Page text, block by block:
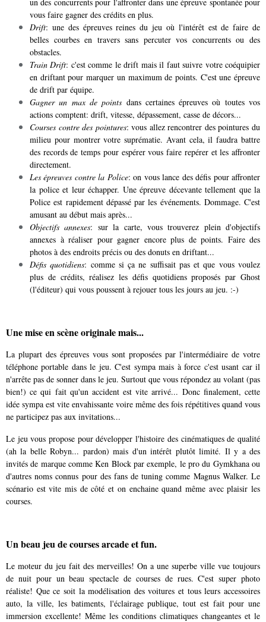
vous faire gagner des crédits en plus.
Drift: une des épreuves reines du jeu où l'intérêt est de faire de
belles courbes en travers sans percuter vos concurrents ou des
obstacles.
Train Drift: c'est comme le drift mais il faut suivre votre coéquipier
en driftant pour marquer un maximum de points. C'est une épreuve
de drift par équipe.
Gagner un max de points dans certaines épreuves où toutes vos
actions comptent: drift, vitesse, dépassement, casse de décors...
Courses contre des pointures: vous allez rencontrer des pointures du
milieu pour montrer votre suprématie. Avant cela, il faudra battre
des records de temps pour espérer vous faire repérer et les affronter
directement.
Les épreuves contre la Police: on vous lance des défis pour affronter
la police et leur échapper. Une épreuve décevante tellement que la
Police est rapidement dépassé par les événements. Dommage. C'est
amusant au début mais après...
Objectifs annexes: sur la carte, vous trouverez plein d'objectifs
annexes à réaliser pour gagner encore plus de points. Faire des
photos à des endroits précis ou des donuts en driftant...
Défis quotidiens: comme si ça ne suffisait pas et que vous voulez
plus de crédits, réalisez les défis quotidiens proposés par Ghost
(l'éditeur) qui vous poussent à rejouer tous les jours au jeu. :-)
Une mise en scène originale mais...
La plupart des épreuves vous sont proposées par l'intermédiaire de votre
téléphone portable dans le jeu. C'est sympa mais à force c'est usant car il
n'arrête pas de sonner dans le jeu. Surtout que vous répondez au volant (pas
bien!) ce qui fait qu'un accident est vite arrivé... Donc finalement, cette
idée sympa est vite envahissante voire même des fois répétitives quand vous
ne participez pas aux invitations...
Le jeu vous propose pour développer l'histoire des cinématiques de qualité
(ah la belle Robyn... pardon) mais d'un intérêt plutôt limité. Il y a des
invités de marque comme Ken Block par exemple, le pro du Gymkhana ou
d'autres noms connus pour des fans de tuning comme Magnus Walker. Le
scénario est vite mis de côté et on enchaine quand même avec plaisir les
courses.
Un beau jeu de courses arcade et fun.
Le moteur du jeu fait des merveilles! On a une superbe ville vue toujours
de nuit pour un beau spectacle de courses de rues. C'est super photo
réaliste! Que ce soit la modélisation des voitures et tous leurs accessoires
auto, la ville, les batiments, l'éclairage publique, tout est fait pour une
immersion excellente! Même les conditions climatiques changeantes et le